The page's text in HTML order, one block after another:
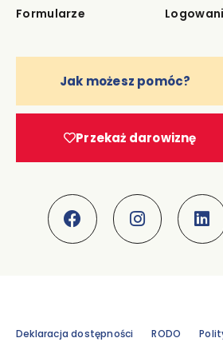
Formularze
Jak możesz pomóc?
Przekaż darowiznę
Deklaracja dostępności RODO